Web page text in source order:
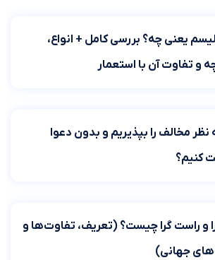
یعنی چه؟ بررسی کامل + انواع،
و تفاوت آن با استعمار
نظر مخالف را بپذیریم و بدون دعوا
کنیم؟
و راست گرا چیست؟ (تعریف، تفاوت‌ها و
جهانی)